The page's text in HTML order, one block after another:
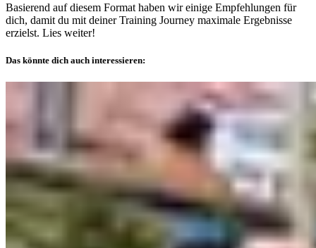
Basierend auf diesem Format haben wir einige Empfehlungen für
dich, damit du mit deiner Training Journey maximale Ergebnisse
erzielst. Lies weiter!
Das könnte dich auch interessieren: